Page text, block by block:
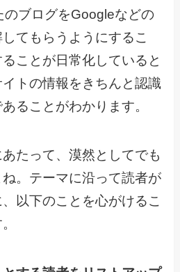
のブログをGoogleなどの
てもらうようにするこ
ことが日常化していると
トの情報をきちんと認識
ることがわかります。
たって、漠然としてでも
。テーマに沿って読者が
以下のことを心がけるこ